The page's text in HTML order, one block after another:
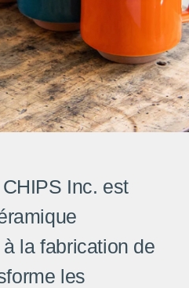
Inc. est
la fabrication de
les